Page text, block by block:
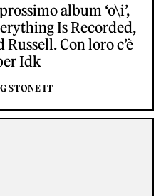
album ‘o\i’,
Is Recorded,
Con loro c’è
Idk
STONE IT